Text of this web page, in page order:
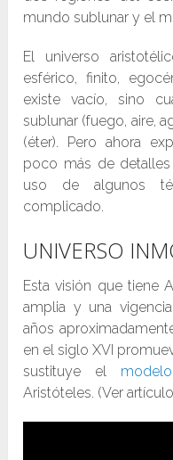
mundo sublunar y el
El universo
esférico, finito,
existe vacío, sino
sublunar (fuego, aire,
(éter). Pero ahora
poco más de
uso de algunos
complicado.
UNIVERSO
Esta visión que tiene
amplia y una
años
en el siglo XVI
sustituye el
Aristóteles. (Ver